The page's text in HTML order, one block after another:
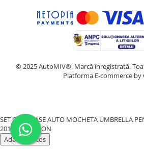
© 2025 AutoMIV®. Marcă înregistrată.
Platforma E-commerce by
SET COVORASE AUTO MOCHETA UMBRELLA
2019)
282,00 RON
Adauga in cos